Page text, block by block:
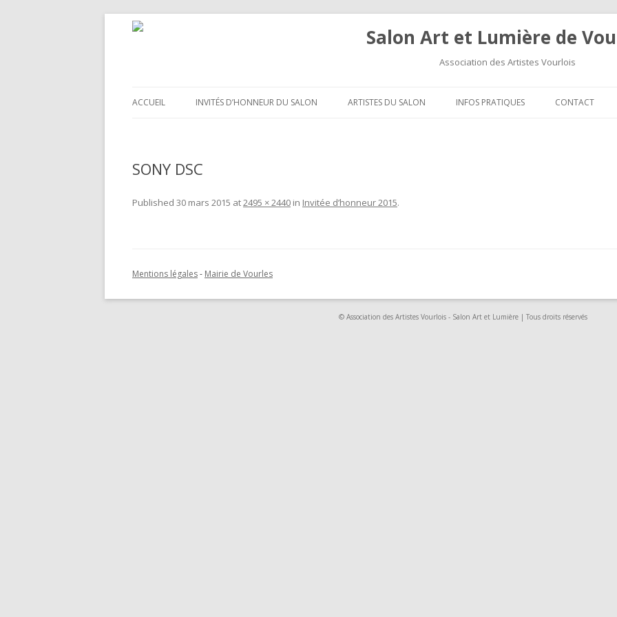
Salon Art et Lumière de
Association des Artistes Vourlois
ACCUEIL INVITÉS D’HONNEUR DU SALON ARTISTES DU SALON INFOS PRATIQUES CONTACT
SONY DSC
Published 30 mars 2015 at2495 × 2440 in Invitée d’honneur 2015.
Mentions légales- Mairie de Vourles
© Association des Artistes Vourlois - Salon Art et Lumière | Tous droits réservés